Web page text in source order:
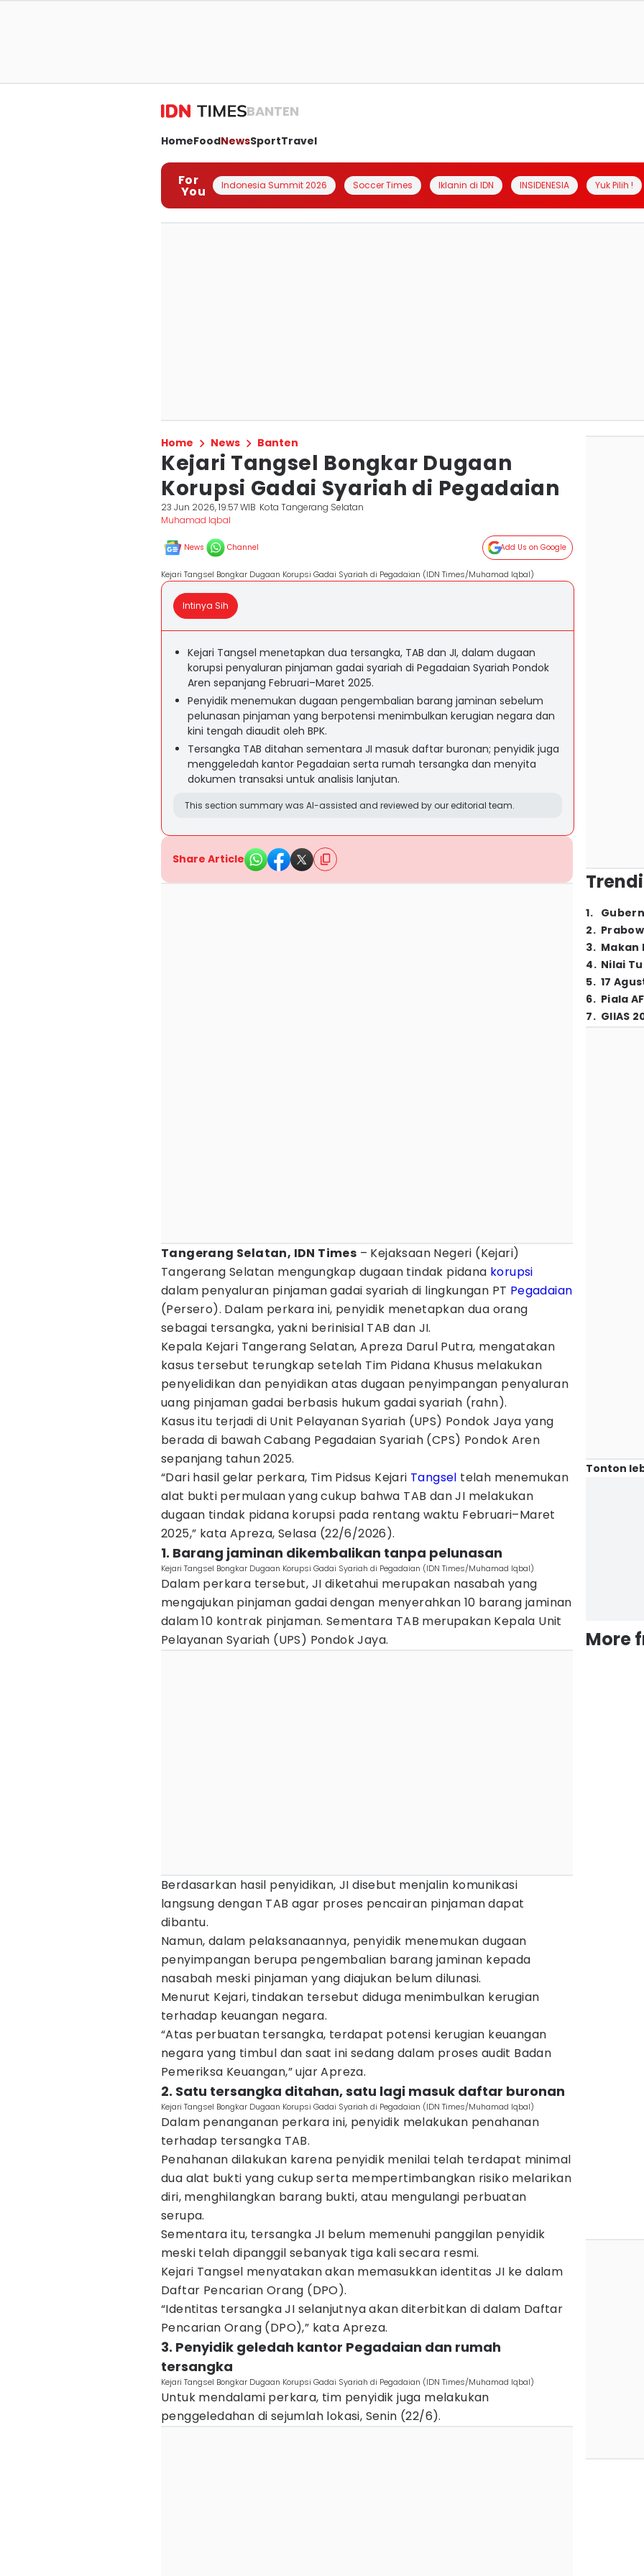
BANTEN
HomeFoodNewsSportTravel
For
You Indonesia Summit 2026 Soccer Times Iklanin di IDN INSIDENESIA Yuk Pilih !
Home News Banten
Kejari Tangsel Bongkar Dugaan
Korupsi Gadai Syariah di Pegadaian
23 Jun 2026, 19:57 WIB Kota Tangerang Selatan
Muhamad Iqbal
News Channel Add Us on Google
Kejari Tangsel Bongkar Dugaan Korupsi Gadai Syariah di Pegadaian (IDN Times/Muhamad Iqbal)
Intinya Sih
Kejari Tangsel menetapkan dua tersangka, TAB dan JI, dalam dugaan
korupsi penyaluran pinjaman gadai syariah di Pegadaian Syariah Pondok
Aren sepanjang Februari–Maret 2025.
Penyidik menemukan dugaan pengembalian barang jaminan sebelum
pelunasan pinjaman yang berpotensi menimbulkan kerugian negara dan
kini tengah diaudit oleh BPK.
Tersangka TAB ditahan sementara JI masuk daftar buronan; penyidik juga
menggeledah kantor Pegadaian serta rumah tersangka dan menyita
dokumen transaksi untuk analisis lanjutan.
This section summary was AI-assisted and reviewed by our editorial team.
Share Article
Tangerang Selatan, IDN Times – Kejaksaan Negeri (Kejari)
Tangerang Selatan mengungkap dugaan tindak pidana korupsi
dalam penyaluran pinjaman gadai syariah di lingkungan PT Pegadaian
(Persero). Dalam perkara ini, penyidik menetapkan dua orang
sebagai tersangka, yakni berinisial TAB dan JI.
Kepala Kejari Tangerang Selatan, Apreza Darul Putra, mengatakan
kasus tersebut terungkap setelah Tim Pidana Khusus melakukan
penyelidikan dan penyidikan atas dugaan penyimpangan penyaluran
uang pinjaman gadai berbasis hukum gadai syariah (rahn).
Kasus itu terjadi di Unit Pelayanan Syariah (UPS) Pondok Jaya yang
berada di bawah Cabang Pegadaian Syariah (CPS) Pondok Aren
sepanjang tahun 2025.
“Dari hasil gelar perkara, Tim Pidsus Kejari Tangsel telah menemukan
alat bukti permulaan yang cukup bahwa TAB dan JI melakukan
dugaan tindak pidana korupsi pada rentang waktu Februari–Maret
2025,” kata Apreza, Selasa (22/6/2026).
1. Barang jaminan dikembalikan tanpa pelunasan
Kejari Tangsel Bongkar Dugaan Korupsi Gadai Syariah di Pegadaian (IDN Times/Muhamad Iqbal)
Dalam perkara tersebut, JI diketahui merupakan nasabah yang
mengajukan pinjaman gadai dengan menyerahkan 10 barang jaminan
dalam 10 kontrak pinjaman. Sementara TAB merupakan Kepala Unit
Pelayanan Syariah (UPS) Pondok Jaya.
Berdasarkan hasil penyidikan, JI disebut menjalin komunikasi
langsung dengan TAB agar proses pencairan pinjaman dapat
dibantu.
Namun, dalam pelaksanaannya, penyidik menemukan dugaan
penyimpangan berupa pengembalian barang jaminan kepada
nasabah meski pinjaman yang diajukan belum dilunasi.
Menurut Kejari, tindakan tersebut diduga menimbulkan kerugian
terhadap keuangan negara.
“Atas perbuatan tersangka, terdapat potensi kerugian keuangan
negara yang timbul dan saat ini sedang dalam proses audit Badan
Pemeriksa Keuangan,” ujar Apreza.
2. Satu tersangka ditahan, satu lagi masuk daftar buronan
Kejari Tangsel Bongkar Dugaan Korupsi Gadai Syariah di Pegadaian (IDN Times/Muhamad Iqbal)
Dalam penanganan perkara ini, penyidik melakukan penahanan
terhadap tersangka TAB.
Penahanan dilakukan karena penyidik menilai telah terdapat minimal
dua alat bukti yang cukup serta mempertimbangkan risiko melarikan
diri, menghilangkan barang bukti, atau mengulangi perbuatan
serupa.
Sementara itu, tersangka JI belum memenuhi panggilan penyidik
meski telah dipanggil sebanyak tiga kali secara resmi.
Kejari Tangsel menyatakan akan memasukkan identitas JI ke dalam
Daftar Pencarian Orang (DPO).
“Identitas tersangka JI selanjutnya akan diterbitkan di dalam Daftar
Pencarian Orang (DPO),” kata Apreza.
3. Penyidik geledah kantor Pegadaian dan rumah
tersangka
Kejari Tangsel Bongkar Dugaan Korupsi Gadai Syariah di Pegadaian (IDN Times/Muhamad Iqbal)
Untuk mendalami perkara, tim penyidik juga melakukan
penggeledahan di sejumlah lokasi, Senin (22/6).
1.
2.
3. Makan
4. Nilai
5. 17
6. Piala
7. GIIAS
Tonton
More